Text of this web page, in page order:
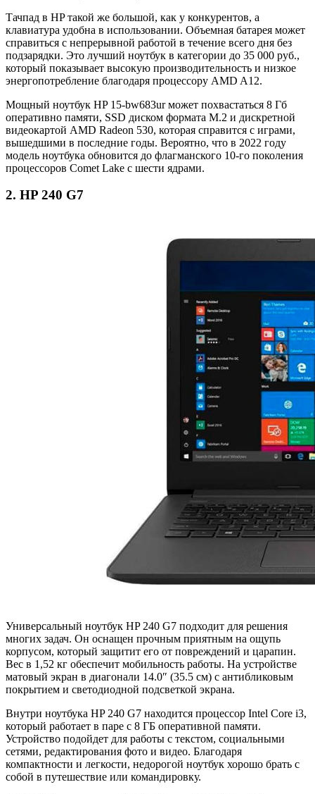
Тачпад в HP такой же большой, как у конкурентов, а
клавиатура удобна в использовании. Объемная батарея может
справиться с непрерывной работой в течение всего дня без
подзарядки. Это лучший ноутбук в категории до 35 000 руб.,
который показывает высокую производительность и низкое
энергопотребление благодаря процессору AMD A12.
Мощный ноутбук HP 15-bw683ur может похвастаться 8 Гб
оперативно памяти, SSD диском формата M.2 и дискретной
видеокартой AMD Radeon 530, которая справится с играми,
вышедшими в последние годы. Вероятно, что в 2022 году
модель ноутбука обновится до флагманского 10-го поколения
процессоров Comet Lake с шести ядрами.
2. HP 240 G7
Универсальный ноутбук HP 240 G7 подходит для решения
многих задач. Он оснащен прочным приятным на ощупь
корпусом, который защитит его от повреждений и царапин.
Вес в 1,52 кг обеспечит мобильность работы. На устройстве
матовый экран в диагонали 14.0″ (35.5 см) с антибликовым
покрытием и светодиодной подсветкой экрана.
Внутри ноутбука HP 240 G7 находится процессор Intel Core i3,
который работает в паре с 8 ГБ оперативной памяти.
Устройство подойдет для работы с текстом, социальными
сетями, редактирования фото и видео. Благодаря
компактности и легкости, недорогой ноутбук хорошо брать с
собой в путешествие или командировку.